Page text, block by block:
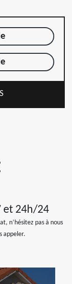
et 24h/24
n’hésitez pas à nous
appeler.